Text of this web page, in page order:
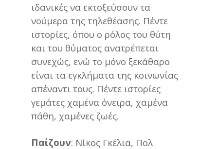
ιδανικές να εκτοξεύσουν τα
νούμερα της τηλεθέασης. Πέντε
ιστορίες, όπου ο ρόλος του θύτη
και του θύματος ανατρέπεται
συνεχώς, ενώ το μόνο ξεκάθαρο
είναι τα εγκλήματα της κοινωνίας
απέναντι τους. Πέντε ιστορίες
γεμάτες χαμένα όνειρα, χαμένα
πάθη, χαμένες ζωές.
Παίζουν: Νίκος Γκέλια, Πολ